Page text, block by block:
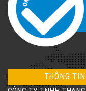
THÔNG